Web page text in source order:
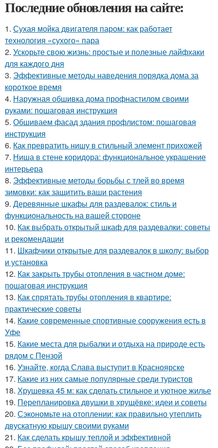
Последние обновления на сайте:
1. Сухая мойка двигателя паром: как работает
технология «сухого» пара
2. Ускорьте свою жизнь: простые и полезные лайфхаки
для каждого дня
3. Эффективные методы наведения порядка дома за
короткое время
4. Наружная обшивка дома профнастилом своими
руками: пошаговая инструкция
5. Обшиваем фасад здания профлистом: пошаговая
инструкция
6. Как превратить нишу в стильный элемент прихожей
7. Ниша в стене коридора: функциональное украшение
интерьера
8. Эффективные методы борьбы с тлей во время
зимовки: как защитить ваши растения
9. Деревянные шкафы для раздевалок: стиль и
функциональность на вашей стороне
10. Как выбрать открытый шкаф для раздевалки: советы
и рекомендации
11. Шкафчики открытые для раздевалок в школу: выбор
и установка
12. Как закрыть трубы отопления в частном доме:
пошаговая инструкция
13. Как спрятать трубы отопления в квартире:
практические советы
14. Какие современные спортивные сооружения есть в
Уфе
15. Какие места для рыбалки и отдыха на природе есть
рядом с Пензой
16. Узнайте, когда Слава выступит в Красноярске
17. Какие из них самые популярные среди туристов
18. Хрущевка 45 м: как сделать стильное и уютное жилье
19. Перепланировка двушки в хрущёвке: идеи и советы
20. Сэкономьте на отоплении: как правильно утеплить
двускатную крышу своими руками
21. Как сделать крышу теплой и эффективной